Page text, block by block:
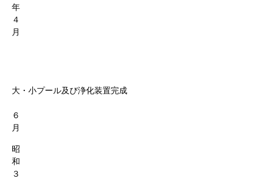
年
４
月
６
月
大・小プール及び浄化装置完成
昭
和
３